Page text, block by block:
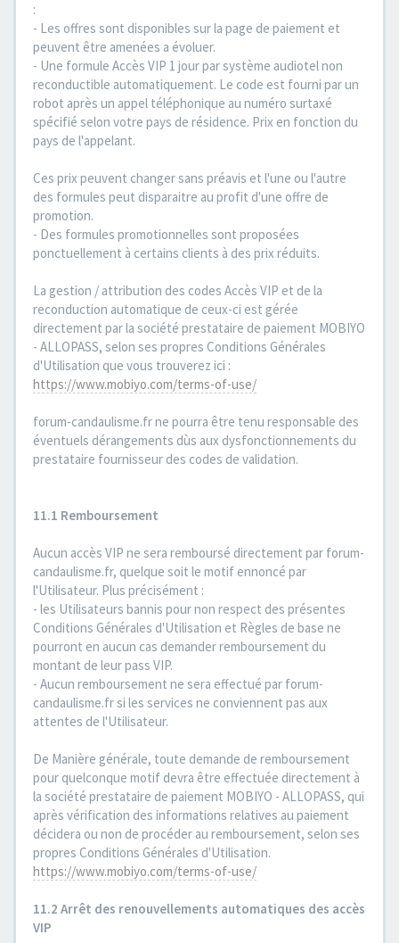
:
- Les offres sont disponibles sur la page de paiement et
peuvent être amenées a évoluer.
- Une formule Accès VIP 1 jour par système audiotel non
reconductible automatiquement. Le code est fourni par un
robot après un appel téléphonique au numéro surtaxé
spécifié selon votre pays de résidence. Prix en fonction du
pays de l'appelant.
Ces prix peuvent changer sans préavis et l'une ou l'autre
des formules peut disparaitre au profit d'une offre de
promotion.
- Des formules promotionnelles sont proposées
ponctuellement à certains clients à des prix réduits.
La gestion / attribution des codes Accès VIP et de la
reconduction automatique de ceux-ci est gérée
directement par la société prestataire de paiement MOBIYO
- ALLOPASS, selon ses propres Conditions Générales
d'Utilisation que vous trouverez ici :
https://www.mobiyo.com/terms-of-use/
forum-candaulisme.fr ne pourra être tenu responsable des
éventuels dérangements dùs aux dysfonctionnements du
prestataire fournisseur des codes de validation.
11.1 Remboursement
Aucun accès VIP ne sera remboursé directement par forum-
candaulisme.fr, quelque soit le motif ennoncé par
l'Utilisateur. Plus précisément :
- les Utilisateurs bannis pour non respect des présentes
Conditions Générales d'Utilisation et Règles de base ne
pourront en aucun cas demander remboursement du
montant de leur pass VIP.
- Aucun remboursement ne sera effectué par forum-
candaulisme.fr si les services ne conviennent pas aux
attentes de l'Utilisateur.
De Manière générale, toute demande de remboursement
pour quelconque motif devra être effectuée directement à
la société prestataire de paiement MOBIYO - ALLOPASS, qui
après vérification des informations relatives au paiement
décidera ou non de procéder au remboursement, selon ses
propres Conditions Générales d'Utilisation.
https://www.mobiyo.com/terms-of-use/
11.2 Arrêt des renouvellements automatiques des accès
VIP